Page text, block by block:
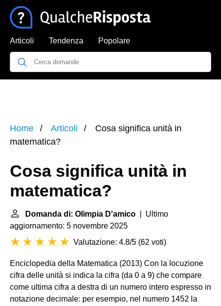
Articoli Tendenza Popolare
Home Articoli
Cosa significa unità in
matematica?
Cosa significa unità in
matematica?
Domanda di: Olimpia D'amico | Ultimo
aggiornamento: 5 novembre 2025
Valutazione: 4.8/5 (62 voti)
Enciclopedia della Matematica (2013) Con la locuzione
cifra delle unità si indica la cifra (da 0 a 9) che compare
come ultima cifra a destra di un numero intero espresso in
notazione decimale: per esempio, nel numero 1452 la